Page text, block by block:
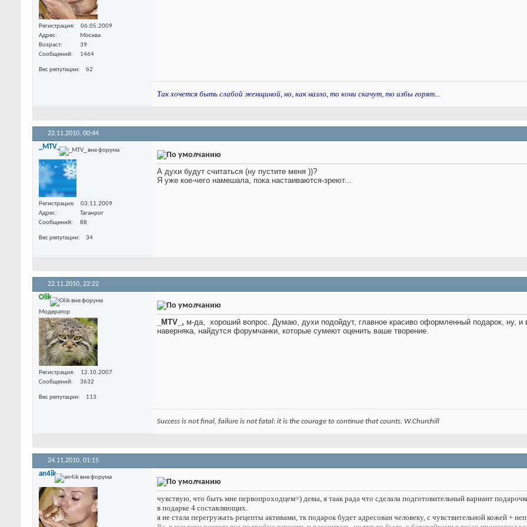
Регистрация
06.05.2009
Адрес
Москва
Возраст
39
Сообщений
1464
Вес репутации 62
Так хочется быть слабой женщиной, но, как назло, то кони скачут, то избы горят...
22.11.2010, 00:44
_MTV_
Регистрация
03.11.2009
Адрес
Таганрог
Сообщений
88
Вес репутации 34
А духи будут считаться (ну пустите меня ))?
Я уже кое-чего намешала, пока настаиваются-зреют...
22.11.2010, 22:22
Olik
Модератор
Регистрация
12.10.2007
Сообщений
3632
Вес репутации 113
_MTV_, м-да, хороший вопрос. Думаю, духи подойдут, главное красиво оформленный подарок, ну, и
наверняка, найдутся форумчанки, которые сумеют оценить ваше творение.
Success is not final, failure is not fatal: it is the courage to continue that counts. W.Churchill
24.11.2010, 01:15
an4ik
чувствую, что быть мне первопроходцем=) девы, я таак рада что сделала подготовительный вариант
в подарке 4 составляющих.
я не стала перегружать рецепты активами, тк подарок будет адресован человеку, с чувствительной кожей +